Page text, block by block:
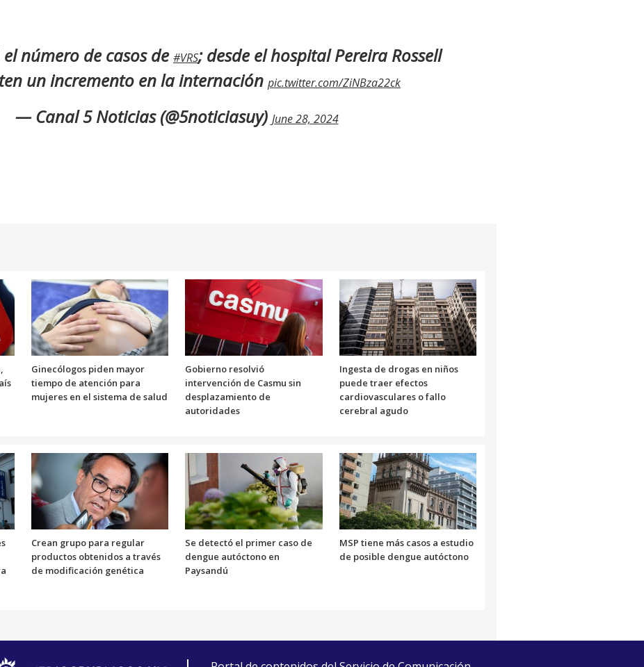
el número de casos de #VRS; desde el hospital Pereira Rossell
un incremento en la internación pic.twitter.com/ZiNBza22ck
— Canal 5 Noticias (@5noticiasuy) June 28, 2024
Ginecólogos piden mayor
tiempo de atención para
mujeres en el sistema de salud
Gobierno resolvió
intervención de Casmu sin
desplazamiento de
autoridades
Ingesta de drogas en niños
puede traer efectos
cardiovasculares o fallo
cerebral agudo
Crean grupo para regular
productos obtenidos a través
de modificación genética
Se detectó el primer caso de
dengue autóctono en
Paysandú
MSP tiene más casos a estudio
de posible dengue autóctono